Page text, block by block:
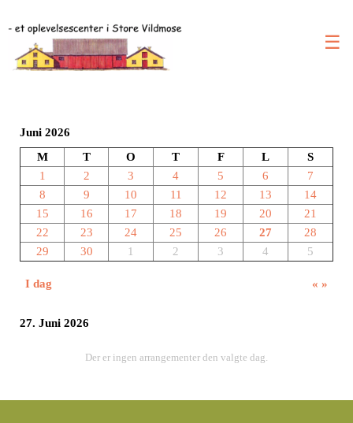
☰
Juni 2026
M
T O T F L
S
1
2 3 4 5 6
7
8
9 10 11 12 13
14
15
16 17 18 19 20
21
22
23 24 25 26 27
28
29
30 1 2 3 4 5
I dag « »
27. Juni 2026
Der er ingen arrangementer den valgte dag.